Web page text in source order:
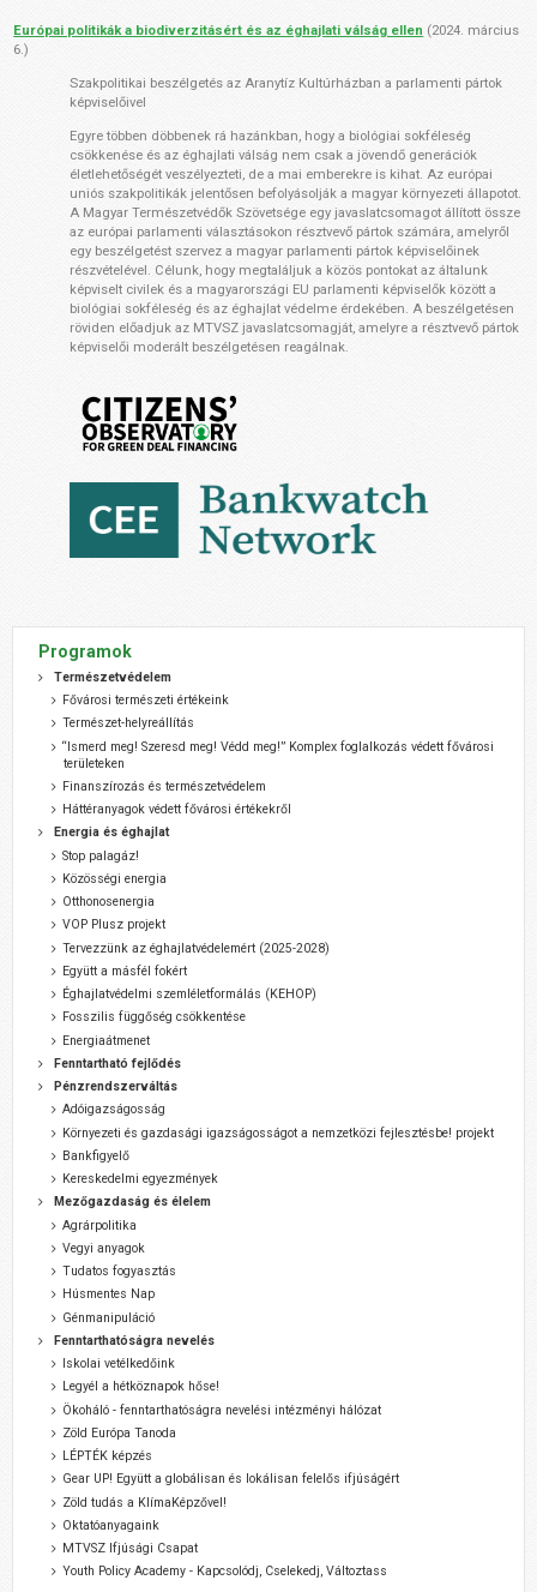
Európai politikák a biodiverzitásért és az éghajlati válság ellen (2024. március
6.)
Szakpolitikai beszélgetés az Aranytíz Kultúrházban a parlamenti pártok
képviselőivel
Egyre többen döbbenek rá hazánkban, hogy a biológiai sokféleség
csökkenése és az éghajlati válság nem csak a jövendő generációk
életlehetőségét veszélyezteti, de a mai emberekre is kihat. Az európai
uniós szakpolitikák jelentősen befolyásolják a magyar környezeti állapotot.
A Magyar Természetvédők Szövetsége egy javaslatcsomagot állított össze
az európai parlamenti választá­sokon résztvevő pártok számára, amelyről
egy beszélgetést szervez a magyar parlamenti pártok képviselőinek
részvételével. Célunk, hogy megtaláljuk a közös pontokat az általunk
képviselt civilek és a magyarországi EU parlamenti képviselők között a
biológiai sokféleség és az éghajlat védelme érdekében. A beszélgetésen
röviden előadjuk az MTVSZ javaslatcsomagját, amelyre a résztvevő pártok
képviselői moderált beszélgetésen reagálnak.
Programok
Természetvédelem
Fővárosi természeti értékeink
Természet-helyreállítás
“Ismerd meg! Szeresd meg! Védd meg!” Komplex foglalkozás védett fővárosi
területeken
Finanszírozás és természetvédelem
Háttéranyagok védett fővárosi értékekről
Energia és éghajlat
Stop palagáz!
Közösségi energia
Otthonosenergia
VOP Plusz projekt
Tervezzünk az éghajlatvédelemért (2025-2028)
Együtt a másfél fokért
Éghajlatvédelmi szemléletformálás (KEHOP)
Fosszilis függőség csökkentése
Energiaátmenet
Fenntartható fejlődés
Pénzrendszerváltás
Adóigazságosság
Környezeti és gazdasági igazságosságot a nemzetközi fejlesztésbe! projekt
Bankfigyelő
Kereskedelmi egyezmények
Mezőgazdaság és élelem
Agrárpolitika
Vegyi anyagok
Tudatos fogyasztás
Húsmentes Nap
Génmanipuláció
Fenntarthatóságra nevelés
Iskolai vetélkedőink
Legyél a hétköznapok hőse!
Ökoháló - fenntarthatóságra nevelési intézményi hálózat
Zöld Európa Tanoda
LÉPTÉK képzés
Gear UP! Együtt a globálisan és lokálisan felelős ifjúságért
Zöld tudás a KlímaKépzővel!
Oktatóanyagaink
MTVSZ Ifjúsági Csapat
Youth Policy Academy - Kapcsolódj, Cselekedj, Változtass